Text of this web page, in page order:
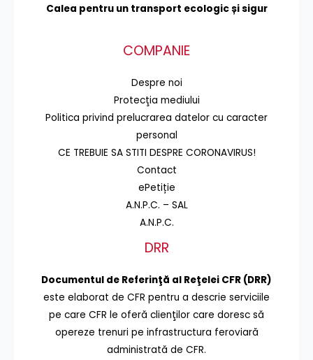
Calea pentru un transport ecologic și sigur
COMPANIE
Despre noi
Protecţia mediului
Politica privind prelucrarea datelor cu caracter
personal
CE TREBUIE SA STITI DESPRE CORONAVIRUS!
Contact
ePetiție
A.N.P.C. – SAL
A.N.P.C.
DRR
Documentul de Referinţă al Reţelei CFR (DRR)
este elaborat de CFR pentru a descrie serviciile
pe care CFR le oferă clienţilor care doresc să
opereze trenuri pe infrastructura feroviară
administrată de CFR.